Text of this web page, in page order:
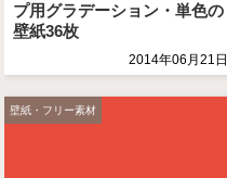
プ用グラデーション・単色の
壁紙36枚
2014年06月21日
壁紙・フリー素材